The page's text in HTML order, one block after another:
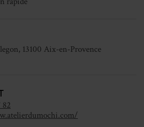
un univers esthétique travaillé, a
«fidéliser une clientèle locale
onigiris. Une façon pour la
«
frais».
13100 Aix-en-Provence
82